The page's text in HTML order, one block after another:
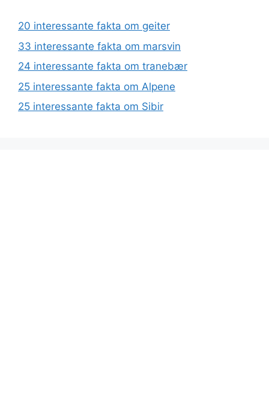
20 interessante fakta om geiter
33 interessante fakta om marsvin
24 interessante fakta om tranebær
25 interessante fakta om Alpene
25 interessante fakta om Sibir